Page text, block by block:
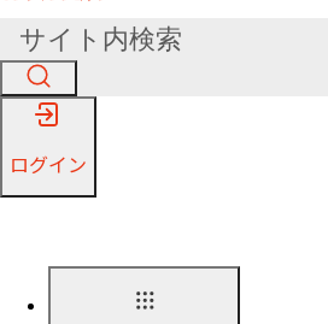
ログイン